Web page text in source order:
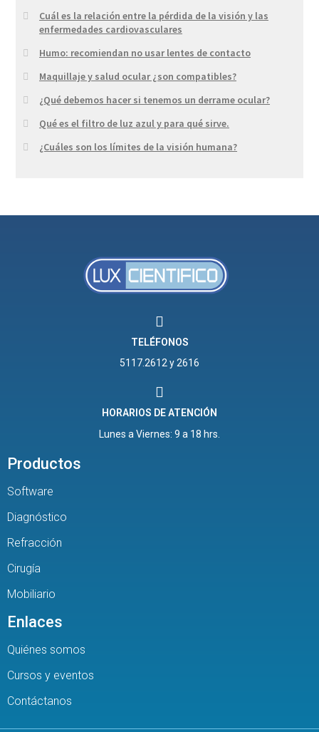
Cuál es la relación entre la pérdida de la visión y las
enfermedades cardiovasculares
Humo: recomiendan no usar lentes de contacto
Maquillaje y salud ocular ¿son compatibles?
¿Qué debemos hacer si tenemos un derrame ocular?
Qué es el filtro de luz azul y para qué sirve.
¿Cuáles son los límites de la visión humana?
TELÉFONOS
5117.2612 y 2616
HORARIOS DE ATENCIÓN
Lunes a Viernes: 9 a 18 hrs.
Productos
Software
Diagnóstico
Refracción
Cirugía
Mobiliario
Enlaces
Quiénes somos
Cursos y eventos
Contáctanos